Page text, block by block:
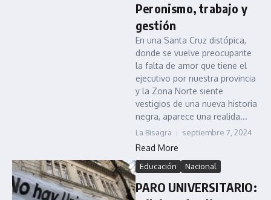
Peronismo, trabajo y
gestión
En una Santa Cruz distópica,
donde se vuelve preocupante
la falta de amor que tiene el
ejecutivo por nuestra provincia
y la Zona Norte siente
vestigios de una nueva historia
negra, aparece una realida...
La Bisagra septiembre 7, 2024
Read More
Educación Nacional
PARO UNIVERSITARIO: